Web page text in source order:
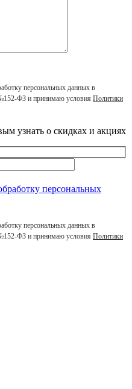
персональных данных в
ФЗ и принимаю условия Политики
узнать о скидках и акциях
персональных
персональных данных в
ФЗ и принимаю условия Политики